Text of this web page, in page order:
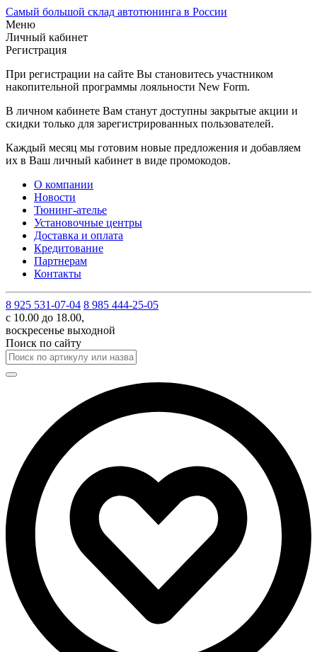
Самый большой склад автотюнинга в России
Меню
Личный кабинет
Регистрация
При регистрации на сайте Вы становитесь участником
накопительной программы лояльности New Form.
В личном кабинете Вам станут доступны закрытые акции и
скидки только для зарегистрированных пользователей.
Каждый месяц мы готовим новые предложения и добавляем
их в Ваш личный кабинет в виде промокодов.
О компании
Новости
Тюнинг-ателье
Установочные центры
Доставка и оплата
Кредитование
Партнерам
Контакты
8 925 531-07-04 8 985 444-25-05
с 10.00 до 18.00,
воскресенье выходной
Поиск по сайту